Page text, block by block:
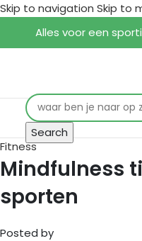
Skip to navigation Skip to
Alles voor een
Search
Fitness
Mindfulness
sporten
Posted by